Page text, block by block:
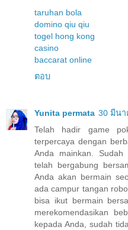
taruhan bola
domino qiu qiu
togel hong kong
casino
baccarat online
ตอบ
Yunita permata 30 มีนา
Telah hadir game
terpercaya dengan
Anda mainkan. Sudah
telah bergabung
Anda akan bermain
ada campur tangan
bisa ikut bermain
merekomendasikan
kepada Anda, sudah